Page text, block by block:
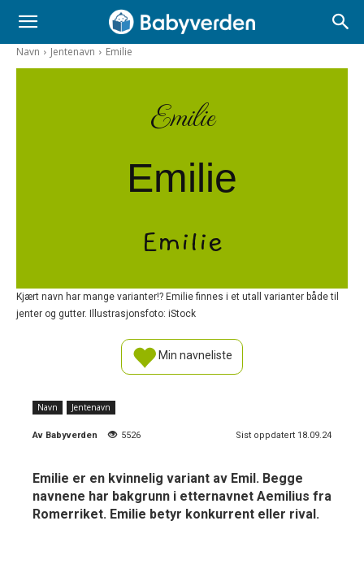
Navn Jentenavn Emilie
Emilie
Emilie
Emilie
Kjært navn har mange varianter!? Emilie finnes i et utall varianter både til
jenter og gutter. Illustrasjonsfoto: iStock
Min navneliste
Navn Jentenavn
Av Babyverden 5526 Sist oppdatert 18.09.24
Emilie er en kvinnelig variant av Emil. Begge
navnene har bakgrunn i etternavnet Aemilius fra
Romerriket. Emilie betyr konkurrent eller rival.